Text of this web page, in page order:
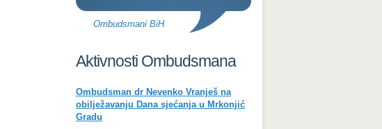
Ombudsmani BiH
Aktivnosti Ombudsmana
Ombudsman dr Nevenko Vranješ na
obilježavanju Dana sjećanja u Mrkonjić
Gradu